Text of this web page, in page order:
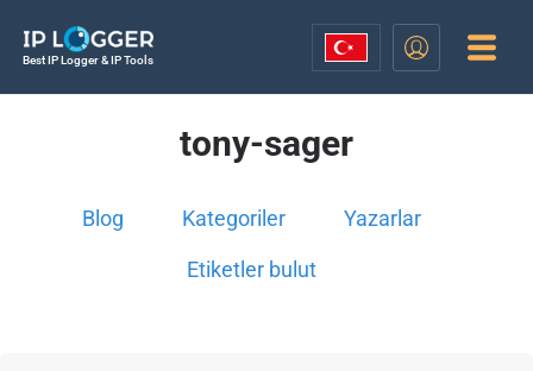
Best IP Logger & IP Tools
tony-sager
Blog Kategoriler Yazarlar
Etiketler bulut